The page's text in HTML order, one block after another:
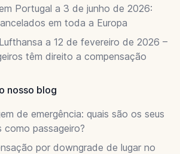
Portugal a 3 de junho de 2026:
em toda a Europa
a 12 de fevereiro de 2026 –
têm direito a compensação
nosso blog
de emergência: quais são os seus
como passageiro?
por downgrade de lugar no